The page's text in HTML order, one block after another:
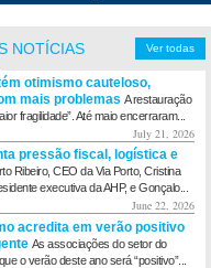
Ver todas
NOTÍCIAS
otimismo cauteloso,
mais problemas A restauração
fragilidade”. Até maio encerraram...
July 21, 2026
pressão fiscal, logística e
Ribeiro, CEO da Via Porto, Cristina
executiva da AHP, e Gonçalo...
June 22, 2026
acredita em verão positivo
As associações do setor do
o verão deste ano será “positivo”...